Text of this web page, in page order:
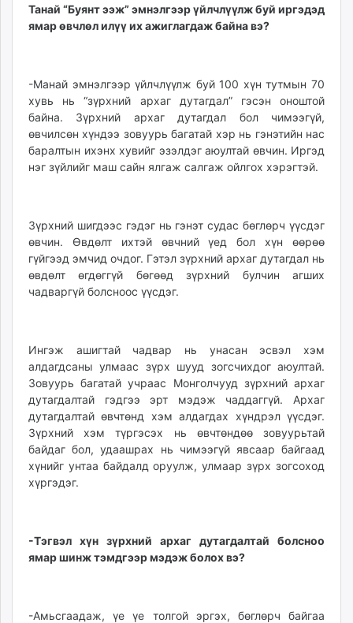
asu.mn
shudarga.mn
isee.mn
mglradio.com
itoim.mn
tumen.mn
tvmongolia.mn
mass.mn
unegui.mn
assa.mn
paparazzi.mn
unread.today
Танай “Буянт ээж” эмнэлгээр үйлчлүүлж буй иргэдэд
ямар өвчлөл илүү их ажиглагдаж байна вэ?
-Манай эмнэлгээр үйлчлүүлж буй 100 хүн тутмын 70
хувь нь “зүрхний архаг дутагдал” гэсэн оноштой
байна. Зүрхний архаг дутагдал бол чимээгүй,
өвчилсөн хүндээ зовуурь багатай хэр нь гэнэтийн нас
баралтын ихэнх хувийг эзэлдэг аюултай өвчин. Иргэд
нэг зүйлийг маш сайн ялгаж салгаж ойлгох хэрэгтэй.
Зүрхний шигдээс гэдэг нь гэнэт судас бөглөрч үүсдэг
өвчин. Өвдөлт ихтэй өвчний үед бол хүн өөрөө
гүйгээд эмчид очдог. Гэтэл зүрхний архаг дутагдал нь
өвдөлт өгдөггүй бөгөөд зүрхний булчин агших
чадваргүй болсноос үүсдэг.
Ингэж ашигтай чадвар нь унасан эсвэл хэм
алдагдсаны улмаас зүрх шууд зогсчихдог аюултай.
Зовуурь багатай учраас Монголчууд зүрхний архаг
дутагдалтай гэдгээ эрт мэдэж чаддаггүй. Архаг
дутагдалтай өвчтөнд хэм алдагдах хүндрэл үүсдэг.
Зүрхний хэм түргэсэх нь өвчтөндөө зовуурьтай
байдаг бол, удаашрах нь чимээгүй явсаар байгаад
хүнийг унтаа байдалд оруулж, улмаар зүрх зогсоход
хүргэдэг.
-Тэгвэл хүн зүрхний архаг дутагдалтай болсноо
ямар шинж тэмдгээр мэдэж болох вэ?
-Амьсгаадаж, үе үе толгой эргэх, бөглөрч байгаа